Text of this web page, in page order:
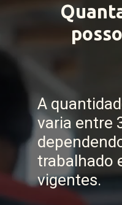
A
varia entre
trabalhado
vigentes.